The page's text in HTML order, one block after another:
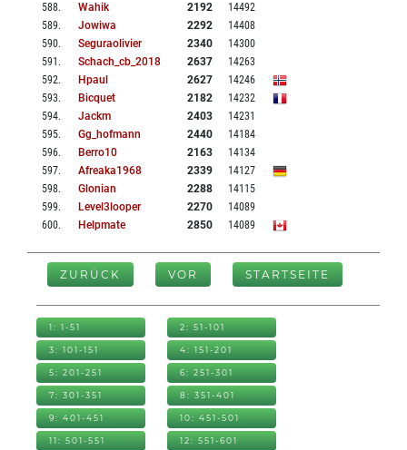
588. Wahik 2192
14492
589. Jowiwa 2292
14408
590. Seguraolivier 2340
14300
591 . Schach_cb_2018 2637
14263
592. Hpaul 2627
14246
593. Bicquet 2182
14232
594. Jackm 2403
14231
595. Gg_hofmann 2440
14184
596. Berro10 2163
14134
597. Afreaka1968 2339
14127
598. Glonian 2288
14115
599. Level3looper 2270
14089
600. Helpmate 2850 14089
ZURÜCK VOR STARTSEITE
1: 1-51 2: 51-101
3: 101-151 4: 151-201
5: 201-251 6: 251-301
7: 301-351 8: 351-401
9: 401-451 10: 451-501
11: 501-551 12: 551-601